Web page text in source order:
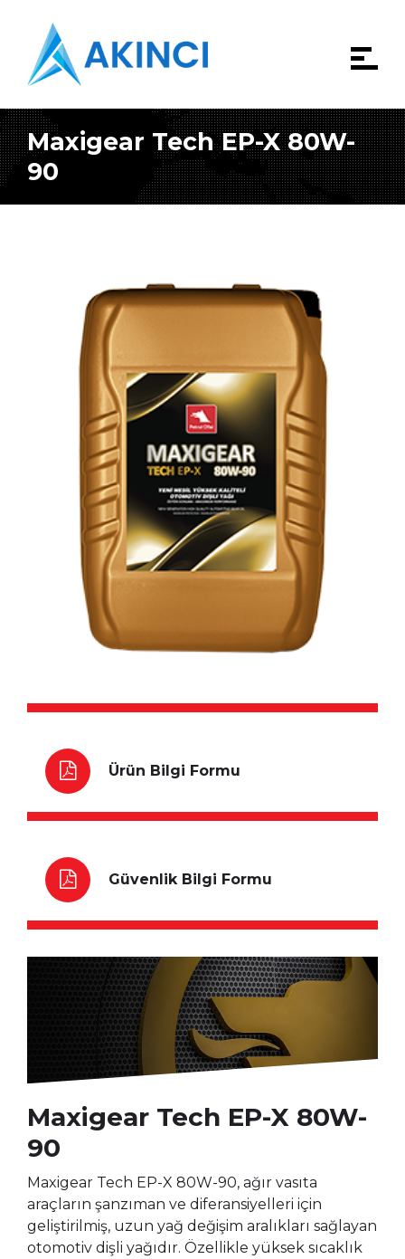
Maxigear Tech EP-X 80W-
90
Ürün Bilgi Formu
Güvenlik Bilgi Formu
Maxigear Tech EP-X 80W-
90
Maxigear Tech EP-X 80W-90, ağır vasıta
araçların şanzıman ve diferansiyelleri için
geliştirilmiş, uzun yağ değişim aralıkları sağlayan
otomotiv dişli yağıdır. Özellikle yüksek sıcaklık